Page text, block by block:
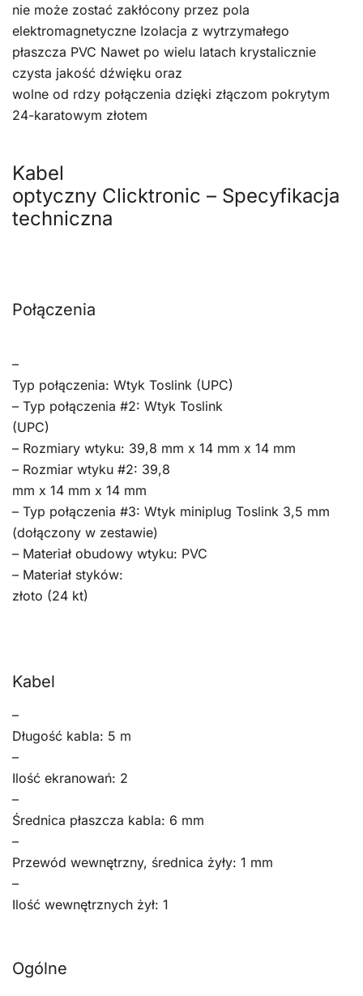
nie może zostać zakłócony przez pola
elektromagnetyczne Izolacja z wytrzymałego
płaszcza PVC Nawet po wielu latach krystalicznie
czysta jakość dźwięku oraz
wolne od rdzy połączenia dzięki złączom pokrytym
24-karatowym złotem
Kabel
optyczny Clicktronic – Specyfikacja
techniczna
Połączenia
–
Typ połączenia: Wtyk Toslink (UPC)
– Typ połączenia #2: Wtyk Toslink
(UPC)
– Rozmiary wtyku: 39,8 mm x 14 mm x 14 mm
– Rozmiar wtyku #2: 39,8
mm x 14 mm x 14 mm
– Typ połączenia #3: Wtyk miniplug Toslink 3,5 mm
(dołączony w zestawie)
– Materiał obudowy wtyku: PVC
– Materiał styków:
złoto (24 kt)
Kabel
–
Długość kabla: 5 m
–
Ilość ekranowań: 2
–
Średnica płaszcza kabla: 6 mm
–
Przewód wewnętrzny, średnica żyły: 1 mm
–
Ilość wewnętrznych żył: 1
Ogólne